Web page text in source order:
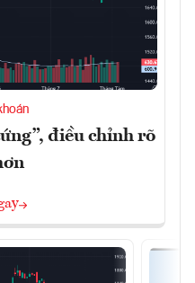
điều chỉnh rõ